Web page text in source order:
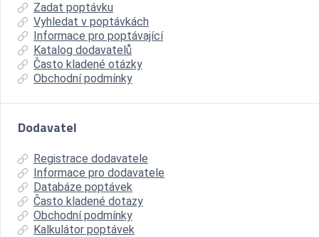
Zadat poptávku
Vyhledat v poptávkách
Informace pro poptávající
Katalog dodavatelů
Často kladené otázky
Obchodní podmínky
Dodavatel
Registrace dodavatele
Informace pro dodavatele
Databáze poptávek
Často kladené dotazy
Obchodní podmínky
Kalkulátor poptávek